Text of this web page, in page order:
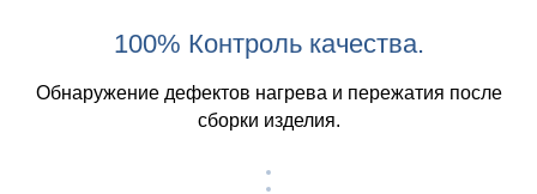
100% Контроль качества.
Обнаружение дефектов нагрева и пережатия после
сборки изделия.